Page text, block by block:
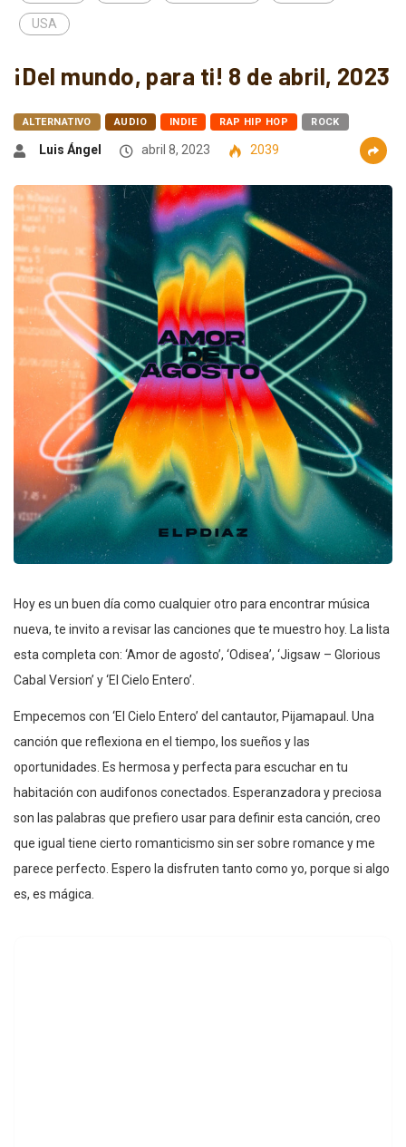
USA
¡Del mundo, para ti! 8 de abril, 2023
ALTERNATIVO AUDIO INDIE RAP HIP HOP ROCK
Luis Ángel abril 8, 2023 2039
Hoy es un buen día como cualquier otro para encontrar música
nueva, te invito a revisar las canciones que te muestro hoy. La lista
esta completa con: ‘Amor de agosto’, ‘Odisea’, ‘Jigsaw – Glorious
Cabal Version’ y ‘El Cielo Entero’.
Empecemos con ‘El Cielo Entero’ del cantautor, Pijamapaul. Una
canción que reflexiona en el tiempo, los sueños y las
oportunidades. Es hermosa y perfecta para escuchar en tu
habitación con audifonos conectados. Esperanzadora y preciosa
son las palabras que prefiero usar para definir esta canción, creo
que igual tiene cierto romanticismo sin ser sobre romance y me
parece perfecto. Espero la disfruten tanto como yo, porque si algo
es, es mágica.